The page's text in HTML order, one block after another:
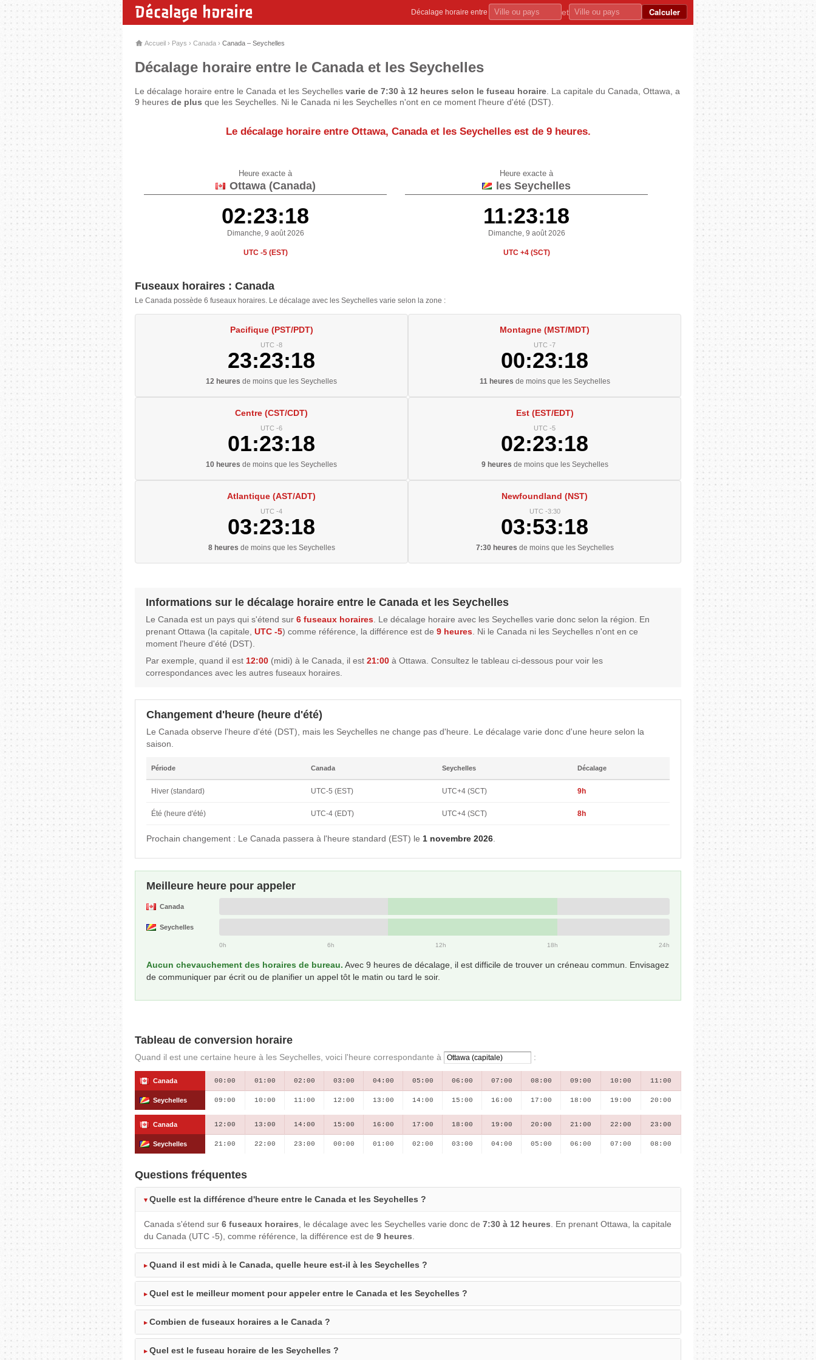
Décalage horaire Décalage horaire entre et Calculer
Accueil › Pays › Canada › Canada – Seychelles
Décalage horaire entre le Canada et les Seychelles
Le décalage horaire entre le Canada et les Seychelles varie de 7:30 à 12 heures selon le fuseau horaire . La capitale du Canada, Ottawa, a
9 heures de plus que les Seychelles. Ni le Canada ni les Seychelles n'ont en ce moment l'heure d'été (DST).
Le décalage horaire entre Ottawa, Canada et les Seychelles est de 9 heures.
Heure exacte à
Ottawa (Canada)
02:23:19
Dimanche, 9 août 2026
UTC -5 (EST)
Heure exacte à
les Seychelles
11:23:19
Dimanche, 9 août 2026
UTC +4 (SCT)
Fuseaux horaires : Canada
Le Canada possède 6 fuseaux horaires. Le décalage avec les Seychelles varie selon la zone :
Pacifique (PST/PDT)
UTC -8
23:23:19
12 heures de moins que les Seychelles
Montagne (MST/MDT)
UTC -7
00:23:19
11 heures de moins que les Seychelles
Centre (CST/CDT)
UTC -6
01:23:19
10 heures de moins que les Seychelles
Est (EST/EDT)
UTC -5
02:23:19
9 heures de moins que les Seychelles
Atlantique (AST/ADT)
UTC -4
03:23:19
8 heures de moins que les Seychelles
Newfoundland (NST)
UTC -3:30
03:53:19
7:30 heures de moins que les Seychelles
Informations sur le décalage horaire entre le Canada et les Seychelles
Le Canada est un pays qui s'étend sur 6 fuseaux horaires . Le décalage horaire avec les Seychelles varie donc selon la région. En
prenant Ottawa (la capitale, UTC -5) comme référence, la différence est de 9 heures . Ni le Canada ni les Seychelles n'ont en ce
moment l'heure d'été (DST).
Par exemple, quand il est 12:00 (midi) à le Canada, il est 21:00 à Ottawa. Consultez le tableau ci-dessous pour voir les
correspondances avec les autres fuseaux horaires.
Changement d'heure (heure d'été)
Le Canada observe l'heure d'été (DST), mais les Seychelles ne change pas d'heure. Le décalage varie donc d'une heure selon la
saison.
Période Canada Seychelles Décalage
Hiver (standard) UTC-5 (EST) UTC+4 (SCT) 9h
Été (heure d'été) UTC-4 (EDT) UTC+4 (SCT) 8h
Prochain changement : Le Canada passera à l'heure standard (EST) le 1 novembre 2026
Meilleure heure pour appeler
Canada
Seychelles
0h 6h 12h 18h 24h
Aucun chevauchement des horaires de bureau. Avec 9 heures de décalage, il est difficile de trouver un créneau commun. Envisagez
de communiquer par écrit ou de planifier un appel tôt le matin ou tard le soir.
Tableau de conversion horaire
Quand il est une certaine heure à les Seychelles, voici l'heure correspondante à :
Canada 00:00 01:00 02:00 03:00 04:00 05:00 06:00 07:00 08:00 09:00 10:00 11:00
Seychelles 09:00 10:00 11:00 12:00 13:00 14:00 15:00 16:00 17:00 18:00 19:00 20:00
Canada 12:00 13:00 14:00 15:00 16:00 17:00 18:00 19:00 20:00 21:00 22:00 23:00
Seychelles 21:00 22:00 23:00 00:00 01:00 02:00 03:00 04:00 05:00 06:00 07:00 08:00
Questions fréquentes
Quelle est la différence d'heure entre le Canada et les Seychelles ?
Canada s'étend sur 6 fuseaux horaires , le décalage avec les Seychelles varie donc de 7:30 à 12 heures . En prenant Ottawa, la capitale
du Canada (UTC -5), comme référence, la différence est de 9 heures
Quand il est midi à le Canada, quelle heure est-il à les Seychelles ?
Quel est le meilleur moment pour appeler entre le Canada et les Seychelles ?
Combien de fuseaux horaires a le Canada ?
Quel est le fuseau horaire de les Seychelles ?